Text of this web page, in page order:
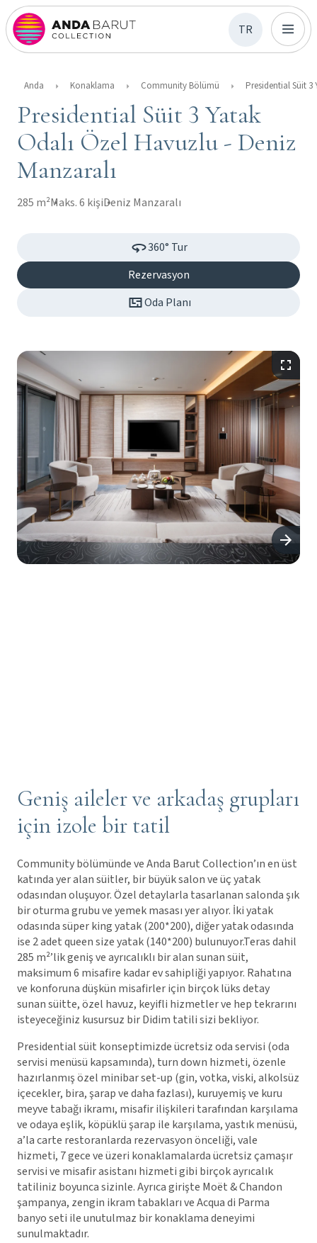
TR
Anda Konaklama Community Bölümü
Presidential Süit 3 Yatak
Odalı Özel Havuzlu - Deniz
Manzaralı
285 m²Maks. 6 kişiDeniz Manzaralı
360° Tur
Rezervasyon
Oda Planı
Geniş aileler ve arkadaş grupları
için izole bir tatil
Community bölümünde ve Anda Barut Collection’ın en üst
katında yer alan süitler, bir büyük salon ve üç yatak
odasından oluşuyor. Özel detaylarla tasarlanan salonda şık
bir oturma grubu ve yemek masası yer alıyor. İki yatak
odasında süper king yatak (200*200), diğer yatak odasında
ise 2 adet queen size yatak (140*200) bulunuyor.Teras dahil
285 m²’lik geniş ve ayrıcalıklı bir alan sunan süit,
maksimum 6 misafire kadar ev sahipliği yapıyor. Rahatına
ve konforuna düşkün misafirler için birçok lüks detay
sunan süitte, özel havuz, keyifli hizmetler ve hep tekrarını
isteyeceğiniz kusursuz bir Didim tatili sizi bekliyor.
Presidential süit konseptimizde ücretsiz oda servisi (oda
servisi menüsü kapsamında), turn down hizmeti, özenle
hazırlanmış özel minibar set-up (gin, votka, viski, alkolsüz
içecekler, bira, şarap ve daha fazlası), kuruyemiş ve kuru
meyve tabağı ikramı, misafir ilişkileri tarafından karşılama
ve odaya eşlik, köpüklü şarap ile karşılama, yastık menüsü,
a’la carte restoranlarda rezervasyon önceliği, vale
hizmeti, 7 gece ve üzeri konaklamalarda ücretsiz çamaşır
servisi ve misafir asistanı hizmeti gibi birçok ayrıcalık
tatiliniz boyunca sizinle. Ayrıca girişte Moët & Chandon
şampanya, zengin ikram tabakları ve Acqua di Parma
banyo seti ile unutulmaz bir konaklama deneyimi
sunulmaktadır.